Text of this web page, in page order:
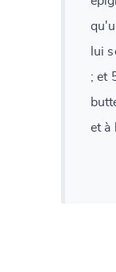
lui
; et
et à